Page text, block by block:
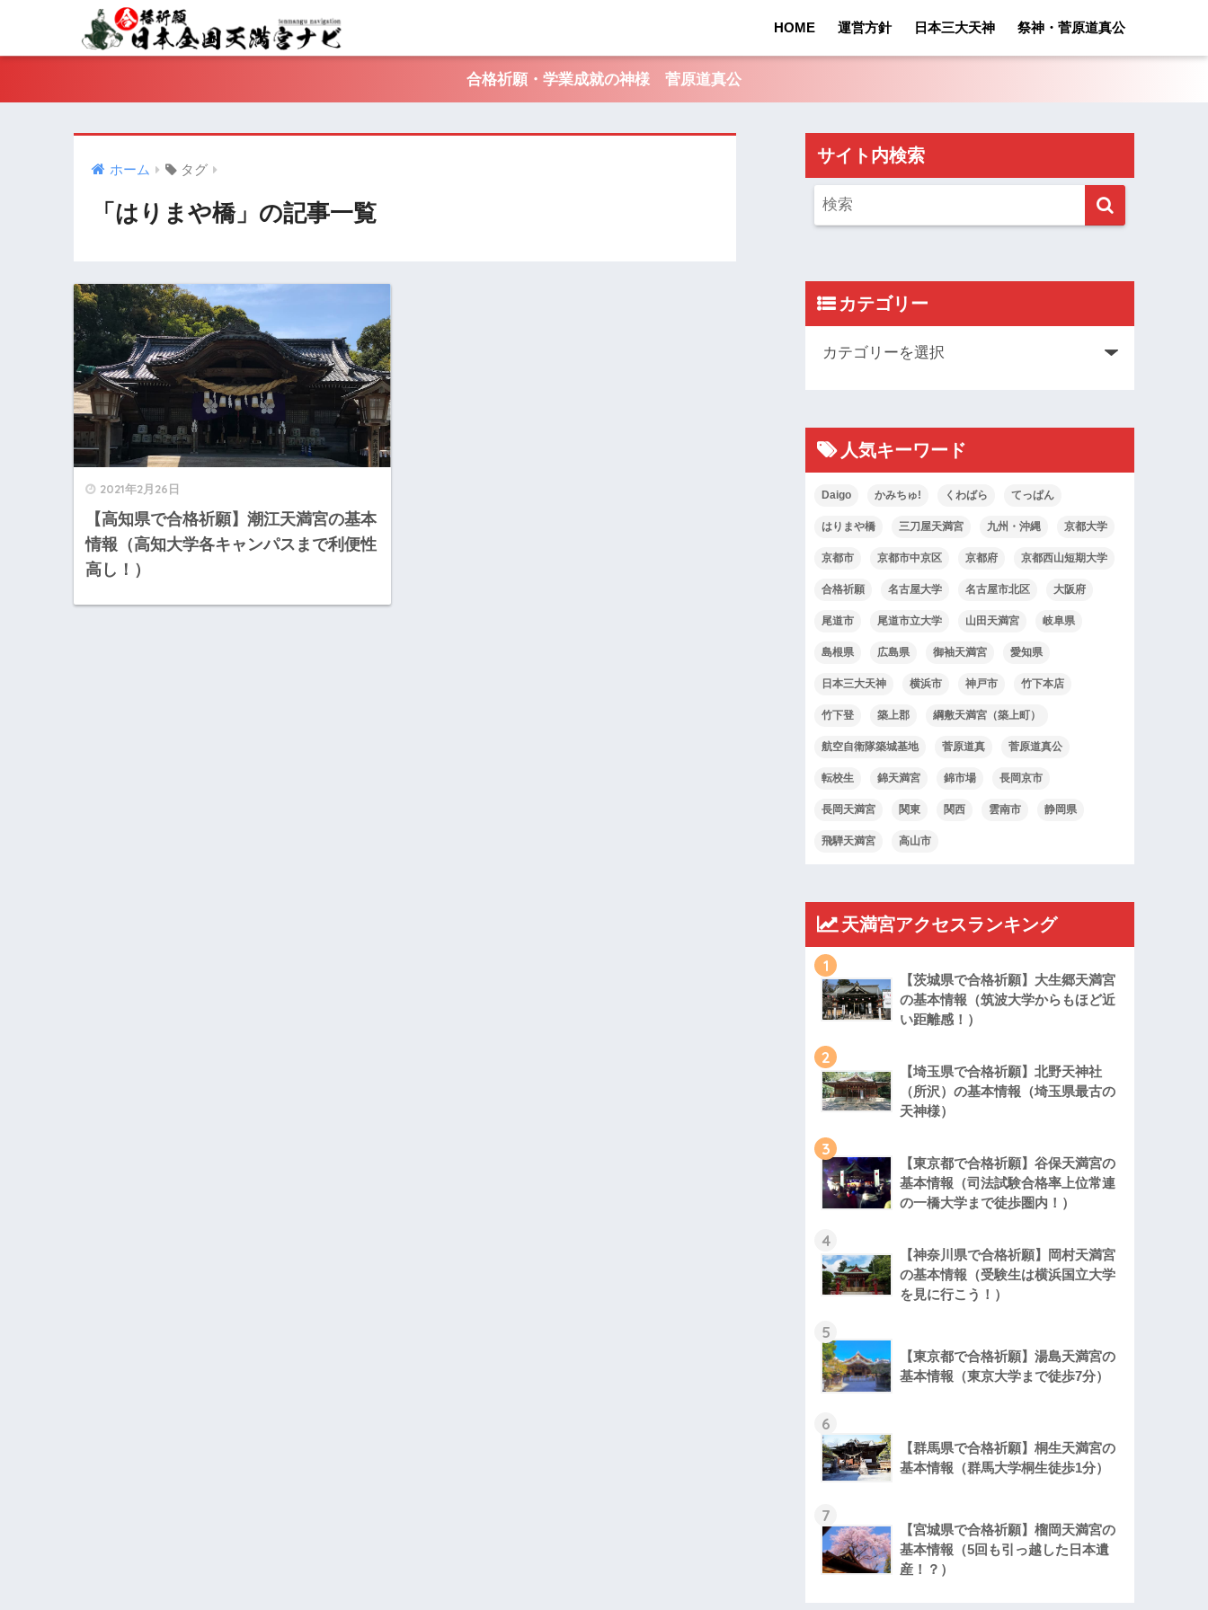
HOME 運営方針 日本三大天神 祭神・菅原道真公
合格祈願・学業成就の神様 菅原道真公
ホーム タグ
「はりまや橋」の記事一覧
2021年2月26日
【高知県で合格祈願】潮江天満宮の基本
情報（高知大学各キャンパスまで利便性
高し！）
サイト内検索
カテゴリー
人気キーワード
Daigo かみちゅ! くわばら てっぱん
はりまや橋 三刀屋天満宮 九州・沖縄 京都大学
京都市 京都市中京区 京都府 京都西山短期大学
合格祈願 名古屋大学 名古屋市北区 大阪府
尾道市 尾道市立大学 山田天満宮 岐阜県
島根県 広島県 御袖天満宮 愛知県
日本三大天神 横浜市 神戸市 竹下本店
竹下登 築上郡 綱敷天満宮（築上町）
航空自衛隊築城基地 菅原道真 菅原道真公
転校生 錦天満宮 錦市場 長岡京市
長岡天満宮 関東 関西 雲南市 静岡県
飛騨天満宮 高山市
天満宮アクセスランキング
1
【茨城県で合格祈願】大生郷天満宮
の基本情報（筑波大学からもほど近
い距離感！）
2
【埼玉県で合格祈願】北野天神社
（所沢）の基本情報（埼玉県最古の
天神様）
3
【東京都で合格祈願】谷保天満宮の
基本情報（司法試験合格率上位常連
の一橋大学まで徒歩圏内！）
4
【神奈川県で合格祈願】岡村天満宮
の基本情報（受験生は横浜国立大学
を見に行こう！）
5
【東京都で合格祈願】湯島天満宮の
基本情報（東京大学まで徒歩7分）
6
【群馬県で合格祈願】桐生天満宮の
基本情報（群馬大学桐生徒歩1分）
7
【宮城県で合格祈願】榴岡天満宮の
基本情報（5回も引っ越した日本遺
産！？）